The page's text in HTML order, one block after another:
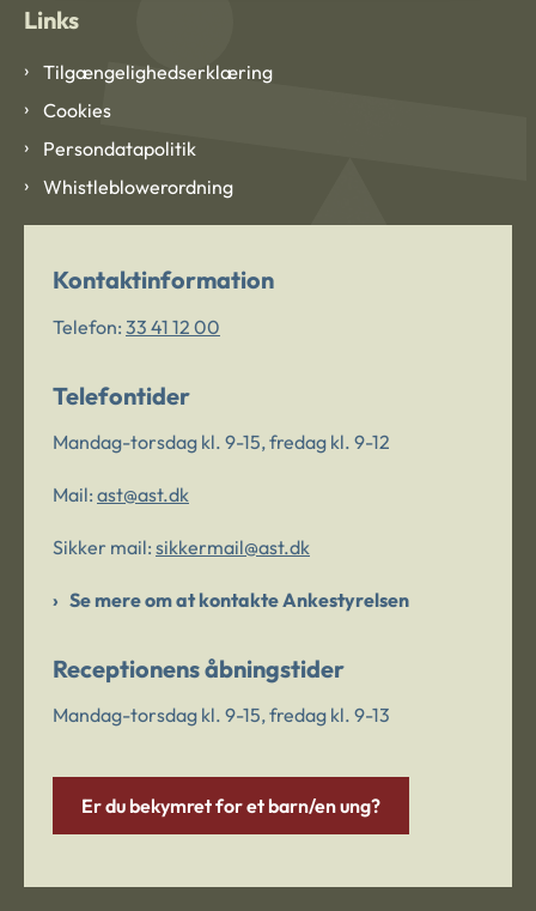
Links
Tilgængelighedserklæring
Cookies
Persondatapolitik
Whistleblowerordning
Kontaktinformation
Telefon: 33 41 12 00
Telefontider
Mandag-torsdag kl. 9-15, fredag kl. 9-12
Mail: ast@ast.dk
Sikker mail: sikkermail@ast.dk
Se mere om at kontakte Ankestyrelsen
Receptionens åbningstider
Mandag-torsdag kl. 9-15, fredag kl. 9-13
Er du bekymret for et barn/en ung?